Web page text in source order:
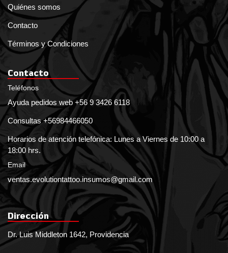
Quiénes somos
Contacto
Términos y Condiciones
Contacto
Teléfonos
Ayuda pedidos web +56 9 3426 6118
Consultas +56984466050
Horarios de atención telefónica: Lunes a Viernes de 10:00 a
18:00 hrs.
Email
ventas.evolutiontattoo.insumos@gmail.com
Dirección
Dr. Luis Middleton 1642, Providencia